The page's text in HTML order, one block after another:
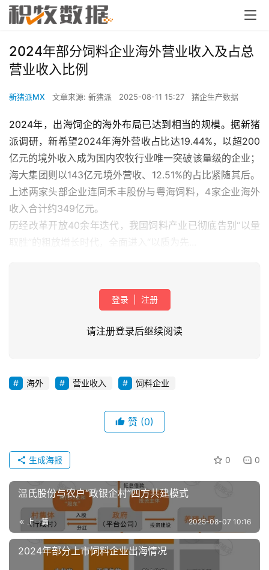
首
讯
新
闻
分
析
报
2024年部分饲料企业海外营业收入及占总
营业收入比例
新猪派MX 文章来源: 新猪派 2025-08-11 15:27 猪企生产数据
2024年，出海饲企的海外布局已达到相当的规模。据新猪
派调研，新希望2024年海外营收占比达19.44%，以超200
亿元的境外收入成为国内农牧行业唯一突破该量级的企业；
海大集团则以143亿元境外营收、12.51%的占比紧随其后。
上述两家头部企业连同禾丰股份与粤海饲料，4家企业海外
收入合计约349亿元。
历经改革开放40余年迭代，我国饲料产业已彻底告别“以量
取胜”的粗放增长时代，全面进入“以质为先...
登录 注册
请注册登录后继续阅读
海外 营业收入 饲料企业
赞 (0)
0 0
生成海报
温氏股份与农户“政银企村”四方共建模式
上一篇 2025-08-07 10:16
2024年部分上市饲料企业出海情况